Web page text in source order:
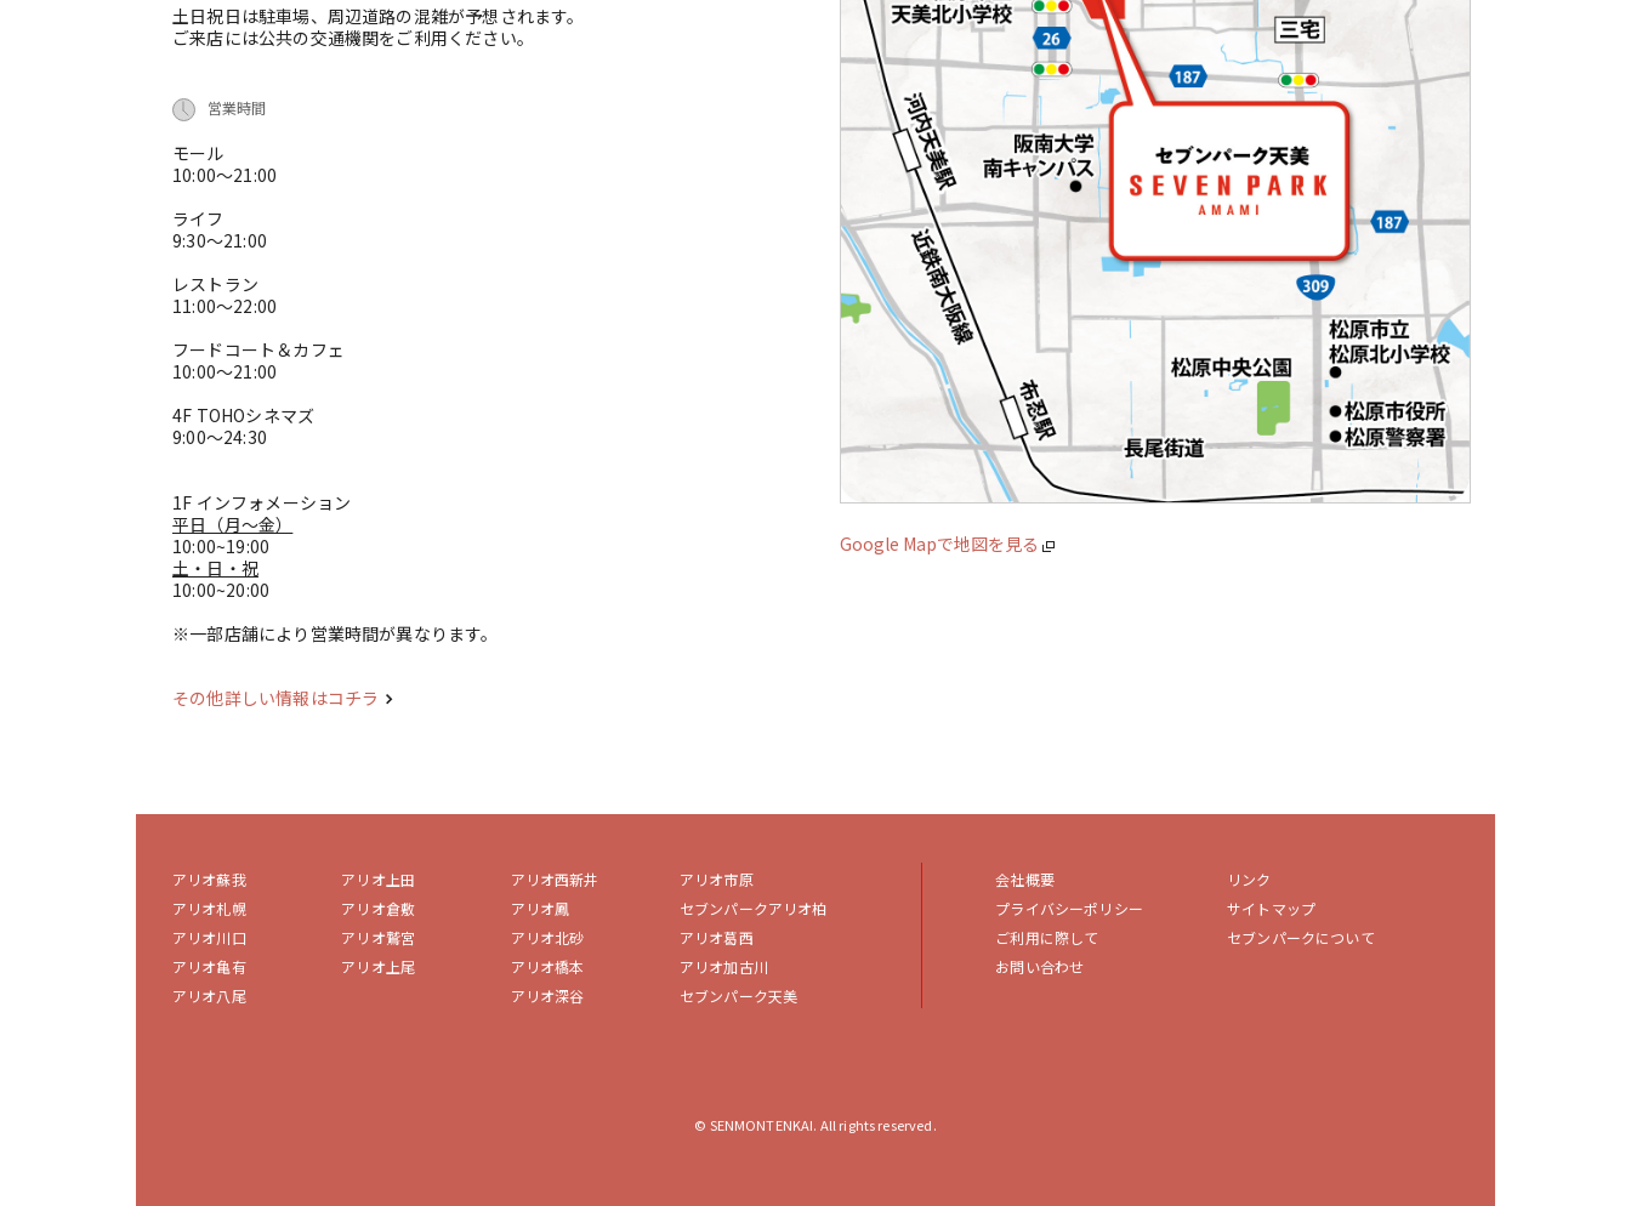
土日祝日は駐車場、周辺道路の混雑が予想されます。
ご来店には公共の交通機関をご利用ください。
営業時間
モール
10:00～21:00
ライフ
9:30～21:00
レストラン
11:00～22:00
フードコート＆カフェ
10:00～21:00
4F TOHOシネマズ
9:00～24:30
1F インフォメーション
平日（月～金）
10:00~19:00
土・日・祝
10:00~20:00
※一部店舗により営業時間が異なります。
その他詳しい情報はコチラ
Google Mapで地図を見る
アリオ蘇我
アリオ札幌
アリオ川口
アリオ亀有
アリオ八尾
アリオ上田
アリオ倉敷
アリオ鷲宮
アリオ上尾
アリオ西新井
アリオ鳳
アリオ北砂
アリオ橋本
アリオ深谷
アリオ市原
セブンパークアリオ柏
アリオ葛西
アリオ加古川
セブンパーク天美
会社概要
プライバシーポリシー
ご利用に際して
お問い合わせ
リンク
サイトマップ
セブンパークについて
© SENMONTENKAI. All rights reserved.